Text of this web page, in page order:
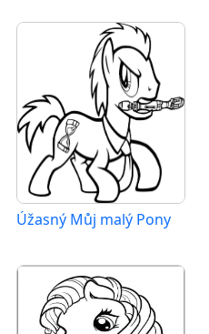
Úžasný Můj malý Pony